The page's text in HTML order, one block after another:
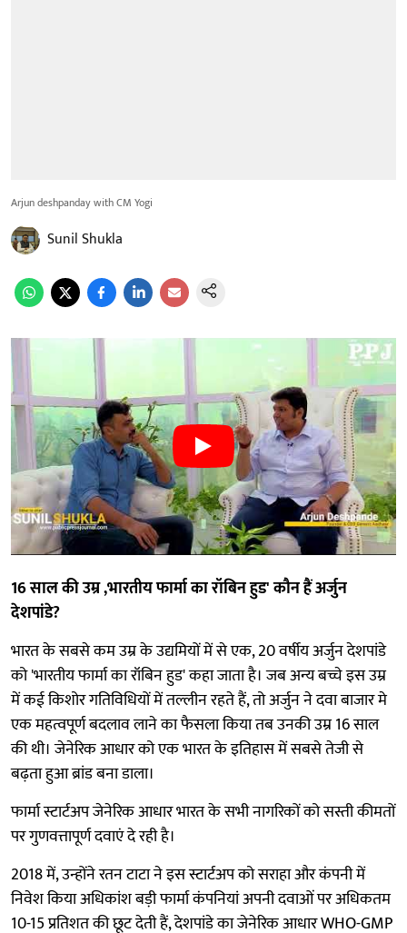
Arjun deshpanday with CM Yogi
Sunil Shukla
16 साल की उम्र ,भारतीय फार्मा का रॉबिन हुड' कौन हैं अर्जुन
देशपांडे?
भारत के सबसे कम उम्र के उद्यमियों में से एक, 20 वर्षीय अर्जुन देशपांडे
को 'भारतीय फार्मा का रॉबिन हुड' कहा जाता है। जब अन्य बच्चे इस उम्र
में कई किशोर गतिविधियों में तल्लीन रहते हैं, तो अर्जुन ने दवा बाजार मे
एक महत्वपूर्ण बदलाव लाने का फैसला किया तब उनकी उम्र 16 साल
की थी। जेनेरिक आधार को एक भारत के इतिहास में सबसे तेजी से
बढ़ता हुआ ब्रांड बना डाला।
फार्मा स्टार्टअप जेनेरिक आधार भारत के सभी नागरिकों को सस्ती कीमतों
पर गुणवत्तापूर्ण दवाएं दे रही है।
2018 में, उन्होंने रतन टाटा ने इस स्टार्टअप को सराहा और कंपनी में
निवेश किया अधिकांश बड़ी फार्मा कंपनियां अपनी दवाओं पर अधिकतम
10-15 प्रतिशत की छूट देती हैं, देशपांडे का जेनेरिक आधार WHO-GMP